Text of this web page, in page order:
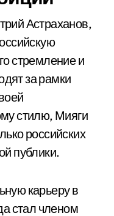
Астраханов,
стремление и
за рамки
стилю, Мияги
российских
публики.
карьеру в
стал членом